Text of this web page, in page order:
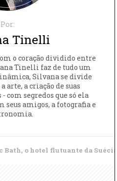
Por:
Tinelli
o coração dividido entre
Tinelli faz de tudo um
Silvana se divide
arte, a criação de suas
com segredos que só ela
seus amigos, a fotografia e
Bath, o hotel flutuante da Suécia